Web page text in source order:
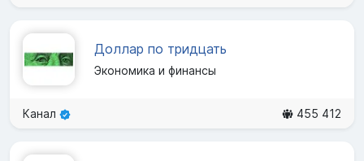
Доллар по тридцать
Экономика и финансы
Канал 455 412